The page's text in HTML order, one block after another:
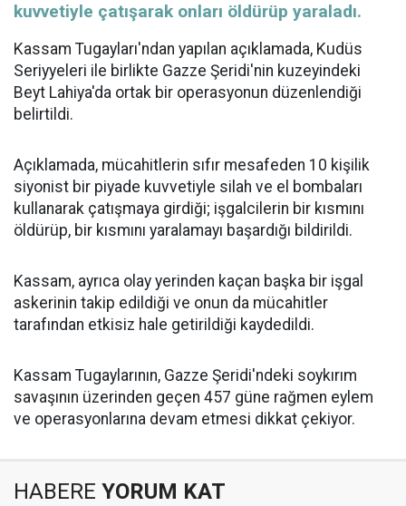
kuvvetiyle çatışarak onları öldürüp yaraladı.
Kassam Tugayları'ndan yapılan açıklamada, Kudüs
Seriyyeleri ile birlikte Gazze Şeridi'nin kuzeyindeki
Beyt Lahiya'da ortak bir operasyonun düzenlendiği
belirtildi.
Açıklamada, mücahitlerin sıfır mesafeden 10 kişilik
siyonist bir piyade kuvvetiyle silah ve el bombaları
kullanarak çatışmaya girdiği; işgalcilerin bir kısmını
öldürüp, bir kısmını yaralamayı başardığı bildirildi.
Kassam, ayrıca olay yerinden kaçan başka bir işgal
askerinin takip edildiği ve onun da mücahitler
tarafından etkisiz hale getirildiği kaydedildi.
Kassam Tugaylarının, Gazze Şeridi'ndeki soykırım
savaşının üzerinden geçen 457 güne rağmen eylem
ve operasyonlarına devam etmesi dikkat çekiyor.
HABERE YORUM KAT